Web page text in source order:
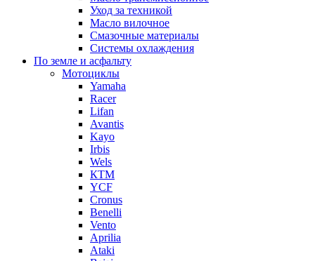
Уход за техникой
Масло вилочное
Смазочные материалы
Системы охлаждения
По земле и асфальту
Мотоциклы
Yamaha
Racer
Lifan
Avantis
Kayo
Irbis
Wels
КТМ
YCF
Cronus
Benelli
Vento
Aprilia
Ataki